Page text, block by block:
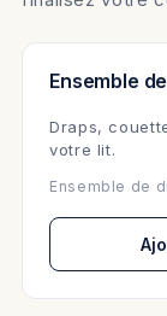
Ensemble
Draps,
votre lit.
Ensemble de